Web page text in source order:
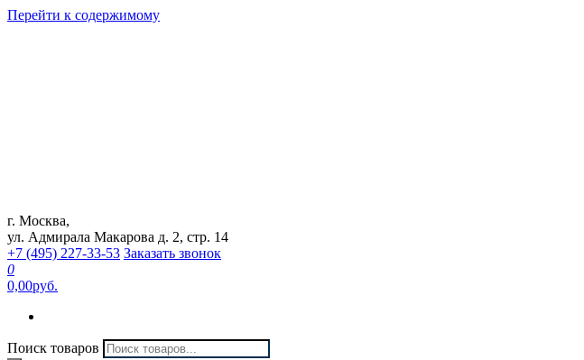
Перейти к содержимому
Интернет магазин "Can Auto"
г. Москва,
ул. Адмирала Макарова д. 2, стр. 14
+7 (495) 227-33-53 Заказать звонок
0
0,00руб.
Поиск товаров